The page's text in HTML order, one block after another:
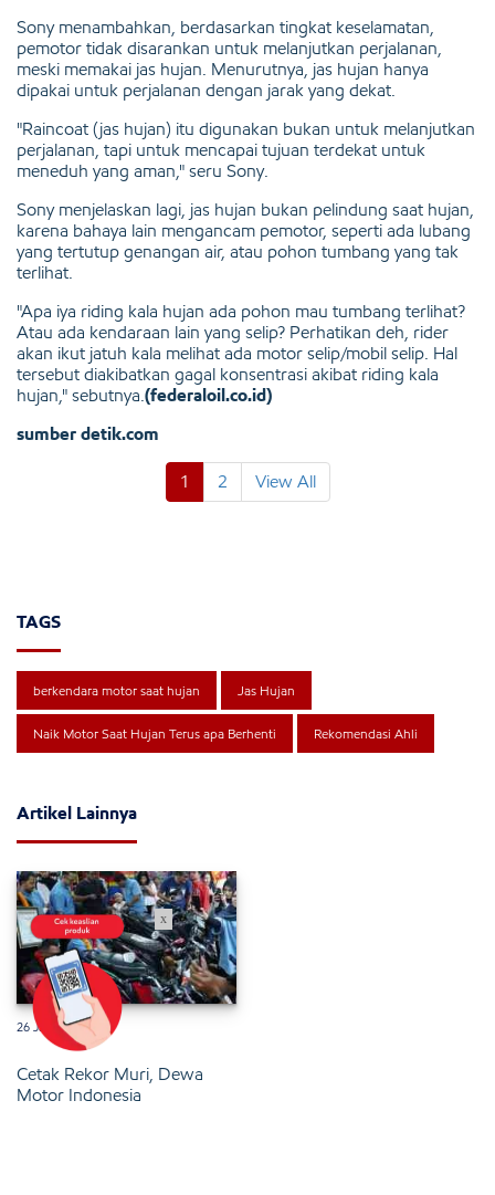
Sony menambahkan, berdasarkan tingkat keselamatan,
pemotor tidak disarankan untuk melanjutkan perjalanan,
meski memakai jas hujan. Menurutnya, jas hujan hanya
dipakai untuk perjalanan dengan jarak yang dekat.
"Raincoat (jas hujan) itu digunakan bukan untuk melanjutkan
perjalanan, tapi untuk mencapai tujuan terdekat untuk
meneduh yang aman," seru Sony.
Sony menjelaskan lagi, jas hujan bukan pelindung saat hujan,
karena bahaya lain mengancam pemotor, seperti ada lubang
yang tertutup genangan air, atau pohon tumbang yang tak
terlihat.
"Apa iya riding kala hujan ada pohon mau tumbang terlihat?
Atau ada kendaraan lain yang selip? Perhatikan deh, rider
akan ikut jatuh kala melihat ada motor selip/mobil selip. Hal
tersebut diakibatkan gagal konsentrasi akibat riding kala
hujan," sebutnya. (federaloil.co.id)
sumber detik.com
1 2 View All
TAGS
berkendara motor saat hujan Jas Hujan
Naik Motor Saat Hujan Terus apa Berhenti Rekomendasi Ahli
Artikel Lainnya
26 Januari 2025
Cetak Rekor Muri, Dewa
Motor Indonesia
x